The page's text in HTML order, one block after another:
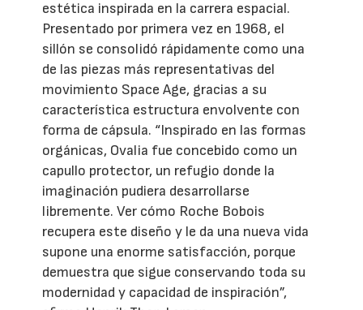
estética inspirada en la carrera espacial.
Presentado por primera vez en 1968, el
sillón se consolidó rápidamente como una
de las piezas más representativas del
movimiento Space Age, gracias a su
característica estructura envolvente con
forma de cápsula. “Inspirado en las formas
orgánicas, Ovalia fue concebido como un
capullo protector, un refugio donde la
imaginación pudiera desarrollarse
libremente. Ver cómo Roche Bobois
recupera este diseño y le da una nueva vida
supone una enorme satisfacción, porque
demuestra que sigue conservando toda su
modernidad y capacidad de inspiración”,